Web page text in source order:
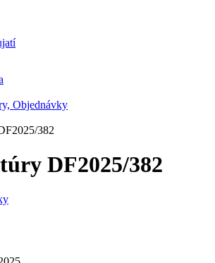
Objednávky
382
DF2025/382